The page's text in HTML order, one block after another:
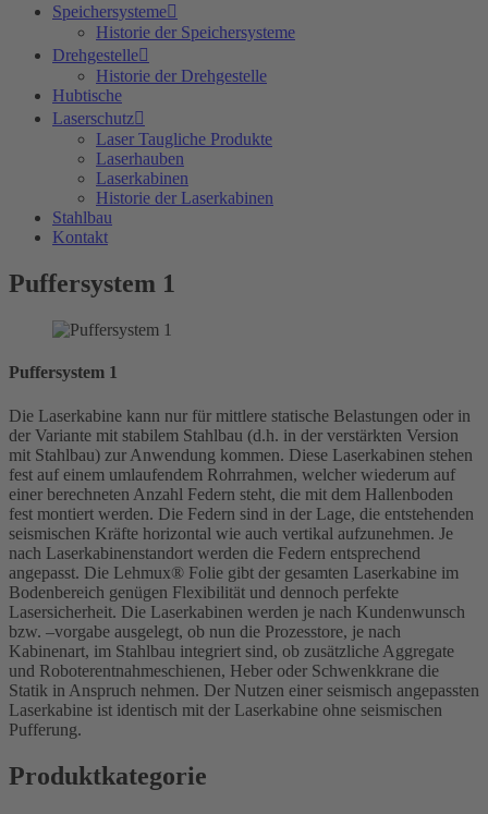
Speichersysteme
Historie der Speichersysteme
Drehgestelle
Historie der Drehgestelle
Hubtische
Laserschutz
Laser Taugliche Produkte
Laserhauben
Laserkabinen
Historie der Laserkabinen
Stahlbau
Kontakt
Puffersystem 1
Puffersystem 1
Die Laserkabine kann nur für mittlere statische Belastungen oder in
der Variante mit stabilem Stahlbau (d.h. in der verstärkten Version
mit Stahlbau) zur Anwendung kommen. Diese Laserkabinen stehen
fest auf einem umlaufendem Rohrrahmen, welcher wiederum auf
einer berechneten Anzahl Federn steht, die mit dem Hallenboden
fest montiert werden. Die Federn sind in der Lage, die entstehenden
seismischen Kräfte horizontal wie auch vertikal aufzunehmen. Je
nach Laserkabinenstandort werden die Federn entsprechend
angepasst. Die Lehmux® Folie gibt der gesamten Laserkabine im
Bodenbereich genügen Flexibilität und dennoch perfekte
Lasersicherheit. Die Laserkabinen werden je nach Kundenwunsch
bzw. –vorgabe ausgelegt, ob nun die Prozesstore, je nach
Kabinenart, im Stahlbau integriert sind, ob zusätzliche Aggregate
und Roboterentnahmeschienen, Heber oder Schwenkkrane die
Statik in Anspruch nehmen. Der Nutzen einer seismisch angepassten
Laserkabine ist identisch mit der Laserkabine ohne seismischen
Pufferung.
Produktkategorie